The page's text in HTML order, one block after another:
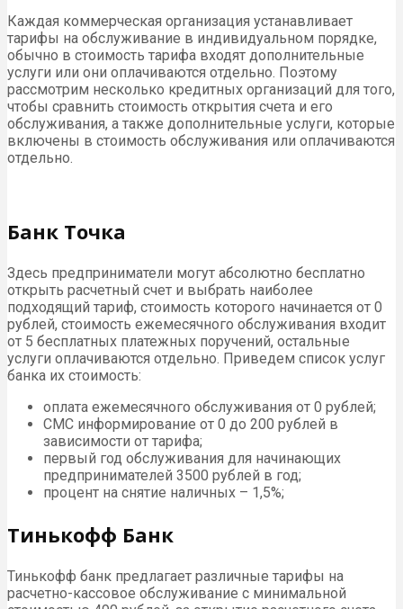
Каждая коммерческая организация устанавливает
тарифы на обслуживание в индивидуальном порядке,
обычно в стоимость тарифа входят дополнительные
услуги или они оплачиваются отдельно. Поэтому
рассмотрим несколько кредитных организаций для того,
чтобы сравнить стоимость открытия счета и его
обслуживания, а также дополнительные услуги, которые
включены в стоимость обслуживания или оплачиваются
отдельно.
Банк Точка
Здесь предприниматели могут абсолютно бесплатно
открыть расчетный счет и выбрать наиболее
подходящий тариф, стоимость которого начинается от 0
рублей, стоимость ежемесячного обслуживания входит
от 5 бесплатных платежных поручений, остальные
услуги оплачиваются отдельно. Приведем список услуг
банка их стоимость:
оплата ежемесячного обслуживания от 0 рублей;
СМС информирование от 0 до 200 рублей в
зависимости от тарифа;
первый год обслуживания для начинающих
предпринимателей 3500 рублей в год;
процент на снятие наличных – 1,5%;
Тинькофф Банк
Тинькофф банк предлагает различные тарифы на
расчетно-кассовое обслуживание с минимальной